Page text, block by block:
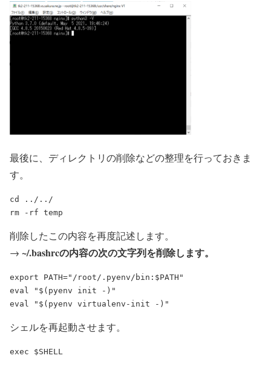
最後に、ディレクトリの削除などの整理を行っておきま
す。
cd ../../
削除したこの内容を再度記述します。
→ ~/.bashrcの内容の次の文字列を削除します。
export PATH="/root/.pyenv/bin:$PATH"
eval "$(pyenv init -)"
シェルを再起動させます。